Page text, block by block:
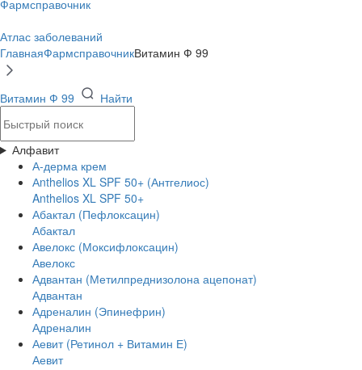
Фармсправочник
Атлас заболеваний
ГлавнаяФармсправочникВитамин Ф 99
Витамин Ф 99 Найти
Алфавит
А-дерма крем
Аnthelios XL SPF 50+ (Антгелиос)
Anthelios XL SPF 50+
Абактал (Пефлоксацин)
Абактал
Авелокс (Моксифлоксацин)
Авелокс
Адвантан (Метилпреднизолона ацепонат)
Адвантан
Адреналин (Эпинефрин)
Адреналин
Аевит (Ретинол + Витамин Е)
Аевит